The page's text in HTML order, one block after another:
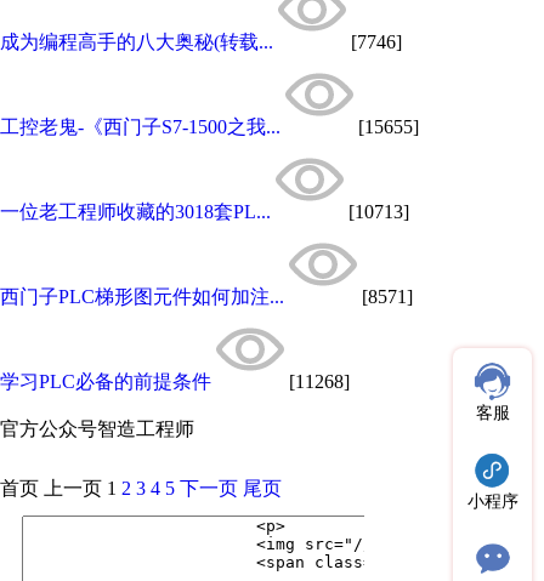
成为编程高手的八大奥秘(转载... [7746]
工控老鬼-《西门子S7-1500之我... [15655]
一位老工程师收藏的3018套PL... [10713]
西门子PLC梯形图元件如何加注... [8571]
学习PLC必备的前提条件 [11268]
官方公众号智造工程师
客服
小程序
首页 上一页 1 2 3 4 5 下一页 尾页